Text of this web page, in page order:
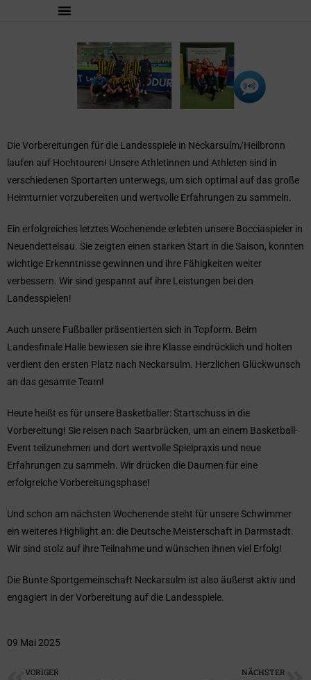
Die Vorbereitungen für die Landesspiele in Neckarsulm/Heilbronn
laufen auf Hochtouren! Unsere Athletinnen und Athleten sind in
verschiedenen Sportarten unterwegs, um sich optimal auf das große
Heimturnier vorzubereiten und wertvolle Erfahrungen zu sammeln.
Ein erfolgreiches letztes Wochenende erlebten unsere Bocciaspieler in
Neuendettelsau. Sie zeigten einen starken Start in die Saison, konnten
wichtige Erkenntnisse gewinnen und ihre Fähigkeiten weiter
verbessern. Wir sind gespannt auf ihre Leistungen bei den
Landesspielen!
Auch unsere Fußballer präsentierten sich in Topform. Beim
Landesfinale Halle bewiesen sie ihre Klasse eindrücklich und holten
verdient den ersten Platz nach Neckarsulm. Herzlichen Glückwunsch
an das gesamte Team!
Heute heißt es für unsere Basketballer: Startschuss in die
Vorbereitung! Sie reisen nach Saarbrücken, um an einem Basketball-
Event teilzunehmen und dort wertvolle Spielpraxis und neue
Erfahrungen zu sammeln. Wir drücken die Daumen für eine
erfolgreiche Vorbereitungsphase!
Und schon am nächsten Wochenende steht für unsere Schwimmer
ein weiteres Highlight an: die Deutsche Meisterschaft in Darmstadt.
Wir sind stolz auf ihre Teilnahme und wünschen ihnen viel Erfolg!
Die Bunte Sportgemeinschaft Neckarsulm ist also äußerst aktiv und
engagiert in der Vorbereitung auf die Landesspiele.
09 Mai 2025
VORIGER NÄCHSTER